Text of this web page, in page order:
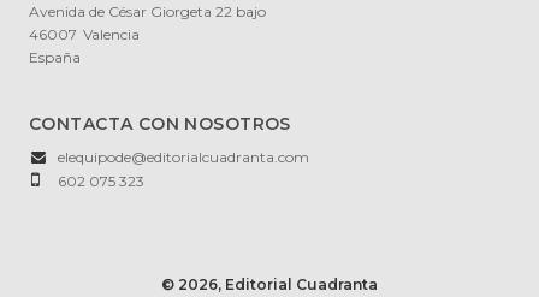
Avenida de César Giorgeta 22 bajo
46007 Valencia
España
CONTACTA CON NOSOTROS
elequipode@editorialcuadranta.com
602 075 323
© 2026, Editorial Cuadranta